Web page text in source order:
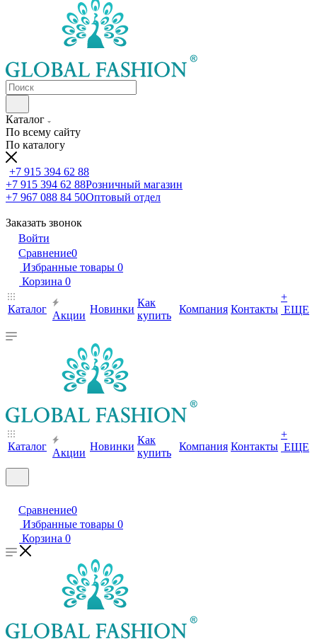
Каталог
По всему сайту
По каталогу
+7 915 394 62 88
+7 915 394 62 88Розничный магазин
+7 967 088 84 50Оптовый отдел
Заказать звонок
Войти
Сравнение0
Избранные товары 0
Корзина 0
Каталог
Акции
Новинки
Как
купить
Компания Контакты
+
ЕЩЕ
Каталог
Акции
Новинки
Как
купить
Компания Контакты
+
ЕЩЕ
Сравнение0
Избранные товары 0
Корзина 0